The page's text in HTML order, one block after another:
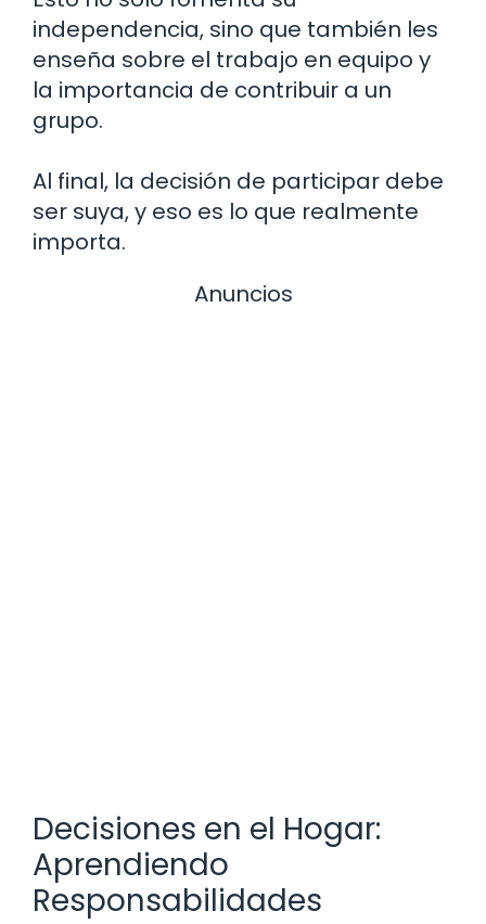
independencia, sino que también les
enseña sobre el trabajo en equipo y
la importancia de contribuir a un
grupo.
Al final, la decisión de participar debe
ser suya, y eso es lo que realmente
importa.
Anuncios
Decisiones en el Hogar:
Aprendiendo
Responsabilidades